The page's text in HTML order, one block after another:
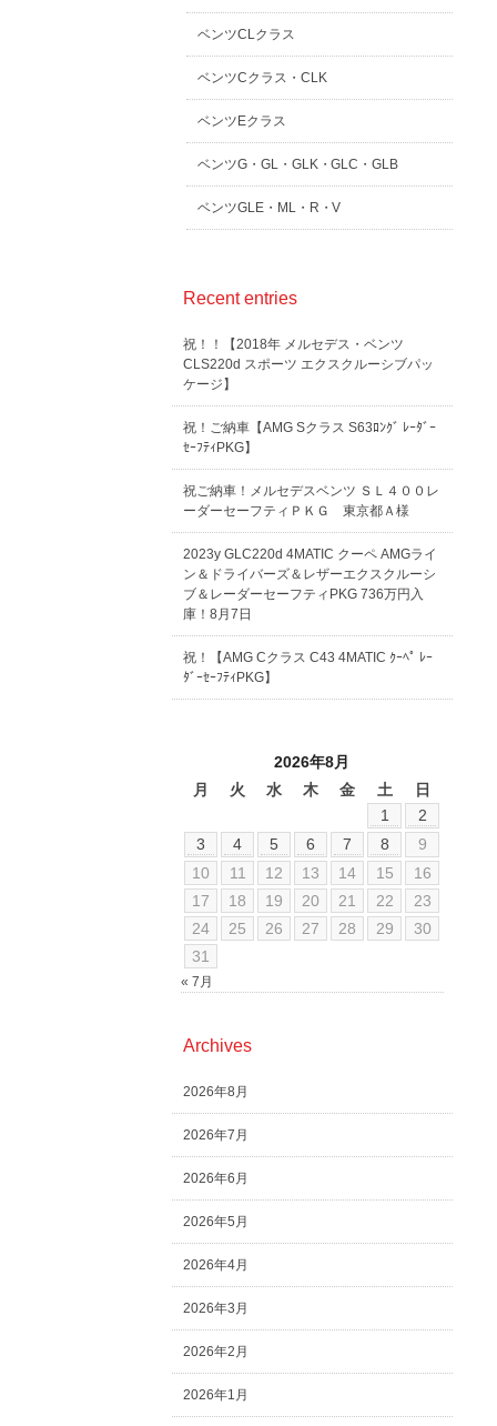
ベンツCLクラス
ベンツCクラス・CLK
ベンツEクラス
ベンツG・GL・GLK・GLC・GLB
ベンツGLE・ML・R・V
Recent entries
祝！！【2018年 メルセデス・ベンツ
CLS220d スポーツ エクスクルーシブパッ
ケージ】
祝！ご納車【AMG Sクラス S63ﾛﾝｸﾞ ﾚｰﾀﾞｰ
ｾｰﾌﾃｨPKG】
祝ご納車！メルセデスベンツ ＳＬ４００レ
ーダーセーフティＰＫＧ 東京都Ａ様
2023y GLC220d 4MATIC クーペ AMGライ
ン＆ドライバーズ＆レザーエクスクルーシ
ブ＆レーダーセーフティPKG 736万円入
庫！8月7日
祝！【AMG Cクラス C43 4MATIC ｸｰﾍﾟ ﾚｰ
ﾀﾞｰｾｰﾌﾃｨPKG】
2026年8月
月
火 水 木 金 土
日
1
2
3
4 5 6 7 8
9
10
11 12 13 14 15
16
17
18 19 20 21 22
23
24
25 26 27 28 29
30
31
« 7月
Archives
2026年8月
2026年7月
2026年6月
2026年5月
2026年4月
2026年3月
2026年2月
2026年1月